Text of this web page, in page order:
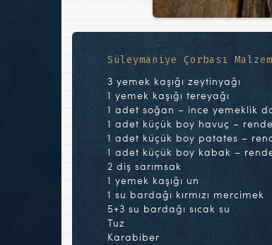
Süleymaniye Çorbası
3 yemek kaşığı zeytinyağı
1 yemek kaşığı tereyağı
1 adet soğan – ince yemeklik
1 adet küçük boy havuç – rende
1 adet küçük boy patates –
1 adet küçük boy kabak –
2 diş sarımsak
1 yemek kaşığı un
1 su bardağı kırmızı mercimek
5+3 su bardağı sıcak su
Tuz
Karabiber